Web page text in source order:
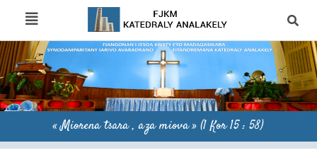
« Miorena tsara , aza miova » (1 Kor 15 : 58)